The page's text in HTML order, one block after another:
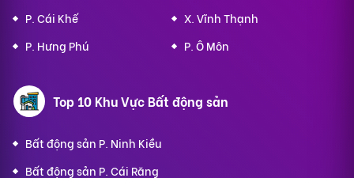
P. Cái Khế
X. Vĩnh Thạnh
P. Hưng Phú
P. Ô Môn
Top 10 Khu Vực Bất động sản
Bất động sản P. Ninh Kiều
Bất động sản P. Cái Răng